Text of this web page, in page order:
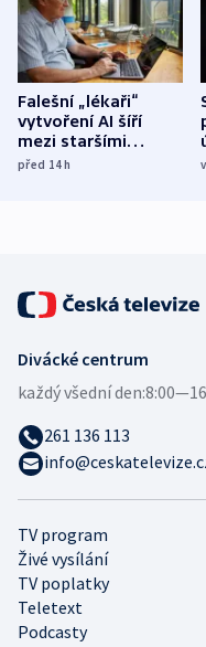
Falešní „lékaři“
vytvoření AI šíří
mezi staršími
Poláky nebezpečné
před 14h
TV program
Živé vysílání
TV poplatky
Teletext
Podcasty
Divácké centrum
každý všední den:
261 136 113